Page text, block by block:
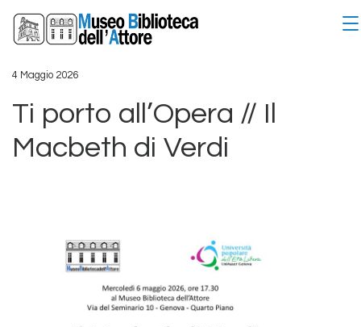
4 Maggio 2026
Ti porto all’Opera // Il
Macbeth di Verdi